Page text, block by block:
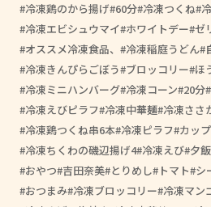
冷凍鶏のから揚げ 60分 冷凍つくね
冷凍エビシュウマイ ホワイトデー ゼ
オススメ冷凍食品、
冷凍稲庭うどん
冷凍きんぴらごぼう ブロッコリー ほ
冷凍ミニハンバーグ 冷凍コーン 20分
冷凍えびピラフ 冷凍中華麺 冷凍ささ
冷凍鶏つくね串6本 冷凍ピラフ カッ
冷凍ちくわの磯辺揚げ4 冷凍えび 夕飯
おやつ 吉田奈美 とりめし トマト シ
おつまみ 冷凍ブロッコリー 冷凍マン